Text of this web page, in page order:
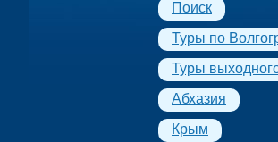
Поиск
Туры по
Туры
Абхазия
Крым